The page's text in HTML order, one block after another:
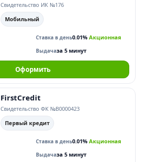
Свидетельство ИК №176
Мобильный
Ставка в день0.01% Акционная
Выдачаза 5 минут
Оформить
FirstCredit
Свидетельство ФК №В0000423
Первый кредит
Ставка в день0.01% Акционная
Выдачаза 5 минут